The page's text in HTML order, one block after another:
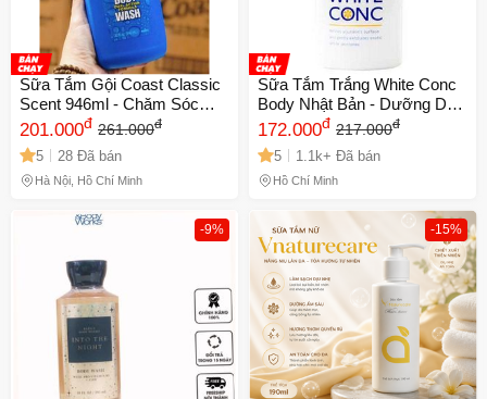
Sữa Tắm Gội Coast Classic
Scent 946ml - Chăm Sóc
Tóc & Da Toàn Diện, Hương
Thơm Tươi Mát Suốt Ngày
201.000đ 261.000đ
5 28 Đã bán
Hà Nội, Hồ Chí Minh
Sữa Tắm Trắng White Conc
Body Nhật Bản - Dưỡng Da
Trắng Hồng, Hương Thơm
Tươi Mát, Chăm Sóc Da Tự
Nhiên 360ml
172.000đ 217.000đ
5 1.1k+ Đã bán
Hồ Chí Minh
-9% -15%